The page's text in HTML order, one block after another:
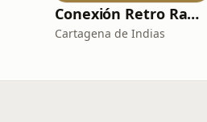
Conexión Retro Radio
Cartagena de Indias